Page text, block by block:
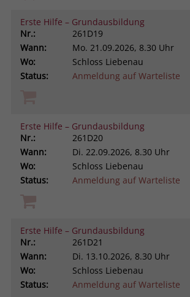
Erste Hilfe – Grundausbildung
Nr.:
261D19
Wann:
Mo. 21.09.2026, 8.30 Uhr
Wo:
Schloss Liebenau
Status:
Anmeldung auf Warteliste
Erste Hilfe – Grundausbildung
Nr.:
261D20
Wann:
Di. 22.09.2026, 8.30 Uhr
Wo:
Schloss Liebenau
Status:
Anmeldung auf Warteliste
Erste Hilfe – Grundausbildung
Nr.:
261D21
Wann:
Di. 13.10.2026, 8.30 Uhr
Wo:
Schloss Liebenau
Status:
Anmeldung auf Warteliste